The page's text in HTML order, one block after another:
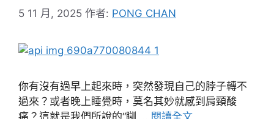
5 11 月, 2025 作者: PONG CHAN
你有沒有過早上起來時，突然發現自己的脖子轉不
過來？或者晚上睡覺時，莫名其妙就感到肩頸酸
痛？這就是我們所說的“瞓 … 閱讀全文